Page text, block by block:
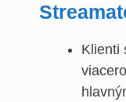
Klienti